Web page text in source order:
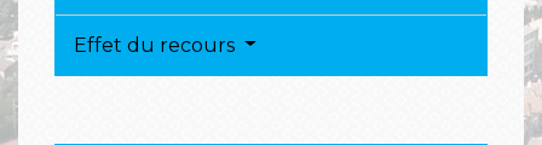
Effet du recours